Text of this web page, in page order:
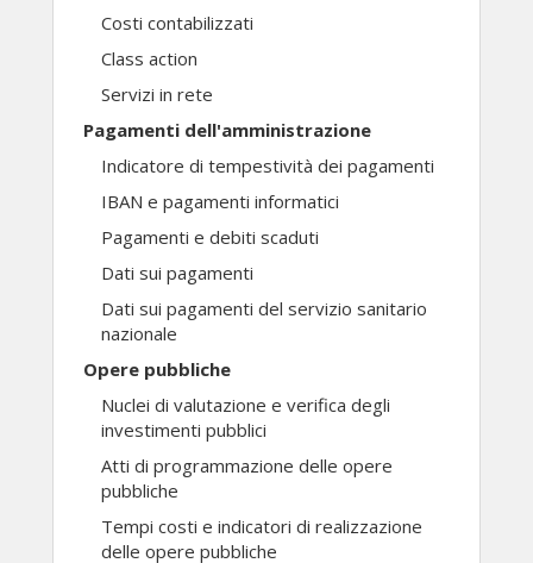
Costi contabilizzati
Class action
Servizi in rete
Pagamenti dell'amministrazione
Indicatore di tempestività dei pagamenti
IBAN e pagamenti informatici
Pagamenti e debiti scaduti
Dati sui pagamenti
Dati sui pagamenti del servizio sanitario
nazionale
Opere pubbliche
Nuclei di valutazione e verifica degli
investimenti pubblici
Atti di programmazione delle opere
pubbliche
Tempi costi e indicatori di realizzazione
delle opere pubbliche